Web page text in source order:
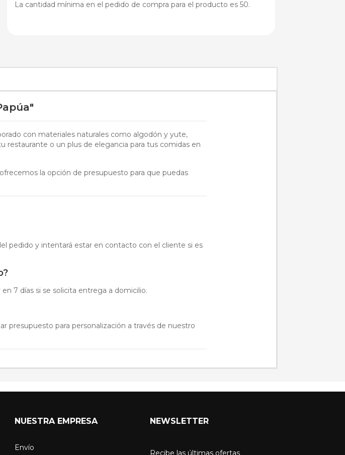
La cantidad mínima en el pedido de compra para el producto es 50.
con materiales naturales como algodón y yute,
restaurante o un plus de elegancia para tus comidas en
la opción de presupuesto para que puedas
pedido y intentará estar en contacto con el cliente si es
7 días si se solicita entrega a domicilio.
presupuesto para personalización a través de nuestro
NUESTRA EMPRESA
Envío
NEWSLETTER
Recibe las últimas ofertas